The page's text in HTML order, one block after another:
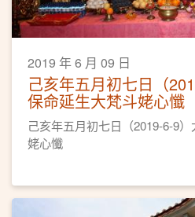
2019 年 6 月 09 日
己亥年五月初七日（
保命延生大梵斗姥心懺
己亥年五月初七日（2019-6-9
姥心懺